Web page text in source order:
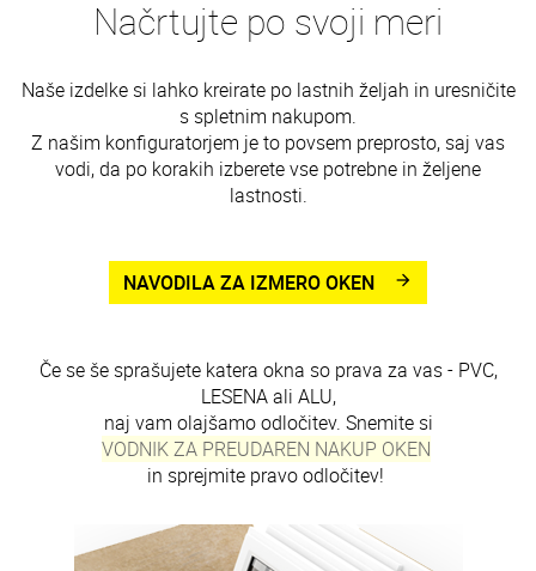
Načrtujte po svoji meri
Naše izdelke si lahko kreirate po lastnih željah in uresničite
s spletnim nakupom.
Z našim konfiguratorjem je to povsem preprosto, saj vas
vodi, da po korakih izberete vse potrebne in željene
lastnosti.
NAVODILA ZA IZMERO OKEN arrow_forward
Če se še sprašujete katera okna so prava za vas - PVC,
LESENA ali ALU,
naj vam olajšamo odločitev. Snemite si
VODNIK ZA PREUDAREN NAKUP OKEN
in sprejmite pravo odločitev!